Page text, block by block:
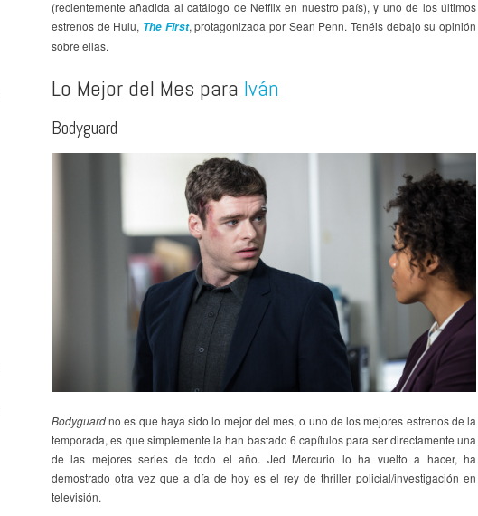
(recientemente añadida al catálogo de Netflix en nuestro país), y uno de los últimos
estrenos de Hulu, The First, protagonizada por Sean Penn. Tenéis debajo su opinión
sobre ellas.
Lo Mejor del Mes para Iván
Bodyguard
Bodyguardno es que haya sido lo mejor del mes, o uno de los mejores estrenos de la
temporada, es que simplemente la han bastado 6 capítulos para ser directamente una
de las mejores series de todo el año. Jed Mercurio lo ha vuelto a hacer, ha
demostrado otra vez que a día de hoy es el rey de thriller policial/investigación en
televisión.